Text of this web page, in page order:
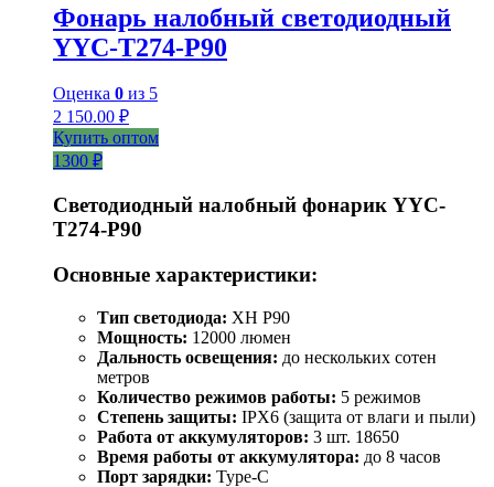
Фонарь налобный светодиодный
YYC-T274-P90
Оценка 0 из 5
2 150.00 ₽
Купить оптом
1300 ₽
Светодиодный налобный фонарик YYC-
T274-P90
Основные характеристики:
Тип светодиода: XH P90
Мощность: 12000 люмен
Дальность освещения: до нескольких сотен
метров
Количество режимов работы: 5 режимов
Степень защиты: IPX6 (защита от влаги и пыли)
Работа от аккумуляторов: 3 шт. 18650
Время работы от аккумулятора: до 8 часов
Порт зарядки: Type-C